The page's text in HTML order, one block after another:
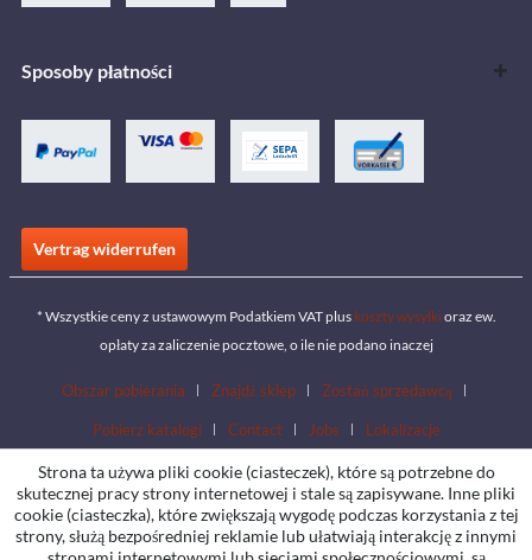
Sposoby płatności
Vertrag widerrufen
* Wszystkie ceny z ustawowym Podatkiem VAT plus koszty wysyłki oraz ew.
opłaty za zaliczenie pocztowe, o ile nie podano inaczej
Obszar pobierania Znajdź sklep Zostań sprzedawcą
Pobierz katalogi Contact Jobs Lokalizacje
Strona ta używa pliki cookie (ciasteczek), które są potrzebne do
skutecznej pracy strony internetowej i stale są zapisywane. Inne pliki
cookie (ciasteczka), które zwiększają wygodę podczas korzystania z tej
strony, służą bezpośredniej reklamie lub ułatwiają interakcję z innymi